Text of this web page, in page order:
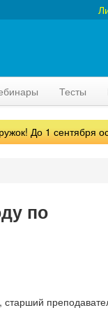
Тесты
До 1 сентября
по